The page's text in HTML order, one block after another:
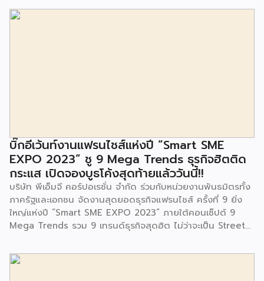
มูลฝอยอ่อนนุช เป็นประธานในพิธีส่งมอบโครงการปรับปรุงสถาน
ที่เรียนรู้ ศูนย์พัฒนาเด็กเล็ก ก่อนวัยเรียน ชุมชนเกาะมุสลิม แขวง
จนประชาชนในชุมชนและพื้นที่ใกล้เคียง รวมถึงคณะครู ผู้ปกครอง
และนักเรียนจากศูนย์พัฒนาเด็กเล็กก่อนวัยเรียน ชุมชนเกาะมุสลิม
ร่วมเป็นเกียรติในพิธีดังกล่าว โครงการกำจัดมูลฝอยด้วยวิธีการ
เผาไหม้ฯ ยังมีกิจกรรมเพื่อสังคมหรือ CSR อื่นๆ อีกมากมาย กับ
ชุมชนรอบๆ พื้นที่โครงการอย่างต่อเนื่อง อาทิ การลงพื้นที่
ประชาสัมพันธ์ […]
บิ๊กอีเว้นท์งานแฟรนไชส์แห่งปี “Smart SME
EXPO 2023” ชู 9 Mega Trends ธุรกิจฮิตติด
กระแส เปิดจองบูธโค้งสุดท้ายแล้ววันนี้!!
บริษัท พีเอ็มจี คอร์ปอเรชั่น จำกัด ร่วมกับหน่วยงานพันธมิตรทั้ง
ภาครัฐและเอกชน จัดงานสุดยอดธุรกิจแฟรนไชส์ ครั้งที่ 9 ยิ่ง
ใหญ่แห่งปี “Smart SME EXPO 2023” ภายใต้คอนเซ็ปต์ 9
Mega Trends รวม 9 เทรนด์ธุรกิจสุดฮิต ไม่ว่าจะเป็น Street
Trends, Coffee & Beverage Trends, Education Trends,
Health & Wellness Trends, E-Commerce Trends,